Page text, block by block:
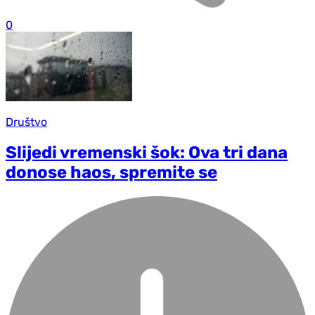
0
Društvo
Slijedi vremenski šok: Ova tri dana
donose haos, spremite se